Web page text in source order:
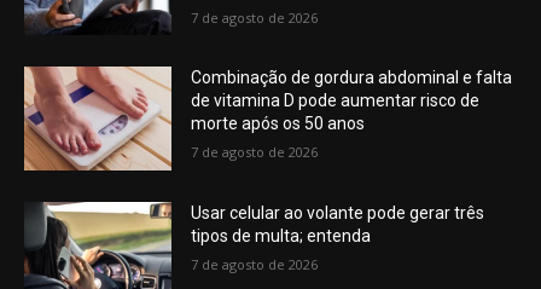
7 de agosto de 2026
Combinação de gordura abdominal e falta
de vitamina D pode aumentar risco de
morte após os 50 anos
7 de agosto de 2026
Usar celular ao volante pode gerar três
tipos de multa; entenda
7 de agosto de 2026